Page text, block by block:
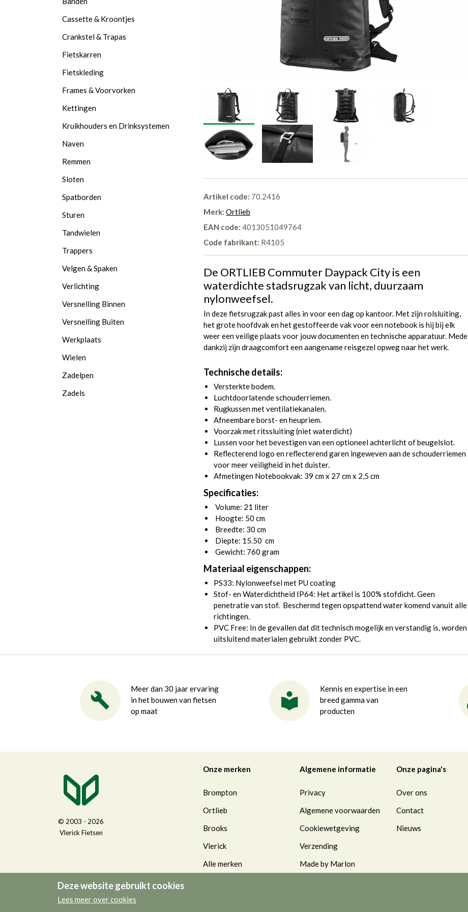
Deze website gebruikt cookies
Lees meer over cookies
Artikel code: 70.2416
Merk: Ortlieb
EAN code: 4013051049764
Code fabrikant: R4105
De ORTLIEB Commuter Daypack City is een
waterdichte stadsrugzak van licht, duurzaam
nylonweefsel.
In deze fietsrugzak past alles in voor een dag op kantoor. Met zijn rolsluiting,
het grote hoofdvak en het gestoffeerde vak voor een notebook is hij bij elk
weer een veilige plaats voor jouw documenten en technische apparatuur. Mede
dankzij zijn draagcomfort een aangename reisgezel opweg naar het werk.
Technische details:
Versterkte bodem.
Luchtdoorlatende schouderriemen.
Rugkussen met ventilatiekanalen.
Afneembare borst- en heupriem.
Voorzak met ritssluiting (niet waterdicht)
Lussen voor het bevestigen van een optioneel achterlicht of beugelslot.
Reflecterend logo en reflecterend garen ingeweven aan de schouderriemen
voor meer veiligheid in het duister.
Afmetingen Notebookvak: 39 cm x 27 cm x 2,5 cm
Specificaties:
Volume: 21 liter
Hoogte: 50 cm
Breedte: 30 cm
Diepte: 15.50 cm
Gewicht: 760 gram
Materiaal eigenschappen:
PS33: Nylonweefsel met PU coating
Stof- en Waterdichtheid IP64: Het artikel is 100% stofdicht. Geen
penetratie van stof. Beschermd tegen opspattend water komend vanuit alle
richtingen.
PVC Free: In de gevallen dat dit technisch mogelijk en verstandig is, worden
uitsluitend materialen gebruikt zonder PVC.
Cassette & Kroontjes
Crankstel & Trapas
Fietskarren
Fietskleding
Frames & Voorvorken
Kettingen
Kruikhouders en Drinksystemen
Naven
Remmen
Sloten
Spatborden
Sturen
Tandwielen
Trappers
Velgen & Spaken
Verlichting
Versnelling Binnen
Versnelling Buiten
Werkplaats
Wielen
Zadelpen
Zadels
Meer dan 30 jaar ervaring
in het bouwen van fietsen
op maat
Kennis en expertise in een
breed gamma van
producten
© 2003 - 2026
Vlerick Fietsen
Onze merken
Brompton
Ortlieb
Brooks
Vlerick
Alle merken
Algemene informatie
Privacy
Algemene voorwaarden
Cookiewetgeving
Verzending
Made by Marlon
Onze pagina's
Over ons
Contact
Nieuws